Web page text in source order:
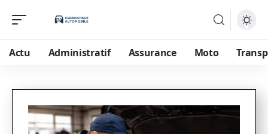
Actu Administratif Assurance Moto